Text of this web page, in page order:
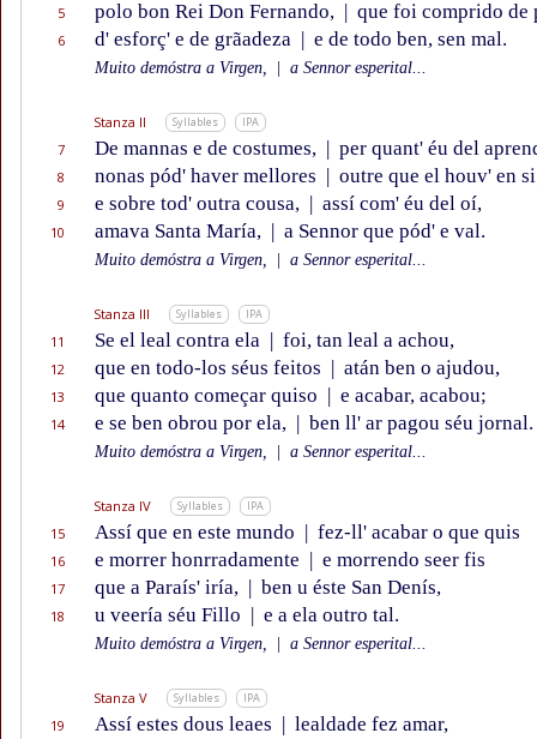
5 polo bon Rei Don Fernando, | que foi comprido de
6 d' esforç' e de grãadeza | e de todo ben, sen mal.
Muito demóstra a Virgen, a Sennor esperital...
Stanza II Syllables IPA
7 De mannas e de costumes, | per quant' éu del
8 nonas pód' haver mellores | outre que el houv' en
9 e sobre tod' outra cousa, | assí com' éu del oí,
10 amava Santa María, | a Sennor que pód' e val.
Muito demóstra a Virgen, a Sennor esperital...
Stanza III Syllables IPA
11 Se el leal contra ela | foi, tan leal a achou,
12 que en todo-los séus feitos | atán ben o ajudou,
13 que quanto começar quiso | e acabar, acabou;
14 e se ben obrou por ela, | ben ll' ar pagou séu jornal.
Muito demóstra a Virgen, a Sennor esperital...
Stanza IV Syllables IPA
15 Assí que en este mundo | fez-ll' acabar o que quis
16 e morrer honrradamente | e morrendo seer fis
17 que a Paraís' iría, | ben u éste San Denís,
18 u veería séu Fillo | e a ela outro tal.
Muito demóstra a Virgen, a Sennor esperital...
Stanza V Syllables IPA
19 Assí estes dous leaes | lealdade fez amar,